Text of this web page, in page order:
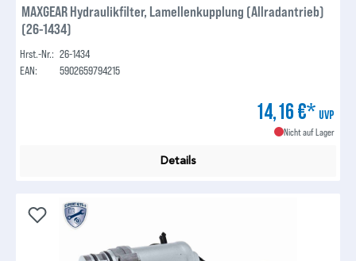
MAXGEAR Hydraulikfilter, Lamellenkupplung (Allradantrieb)
(26-1434)
Hrst.-Nr.: 26-1434
EAN:
5902659794215
14,16 €* UVP
Nicht auf Lager
Details